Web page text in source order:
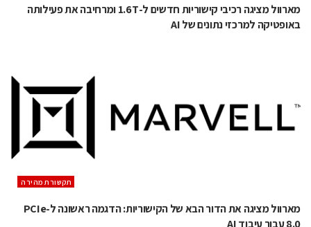
מארוול מציגה רכיבי קישוריות חדשים ל-1.6T ומרחיבה את פעילותה
באופטיקה למרכזי נתונים של AI
תקשורת מהירה
מארוול מציגה את הדור הבא של הקישוריות: הדגמה ראשונה ל-PCIe
8.0 עבור עיבוד AI